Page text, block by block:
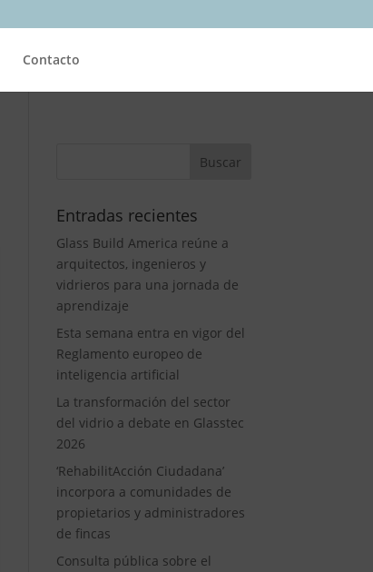
Contacto
Entradas recientes
Glass Build America reúne a
arquitectos, ingenieros y
vidrieros para una jornada de
aprendizaje
Esta semana entra en vigor del
Reglamento europeo de
inteligencia artificial
La transformación del sector
del vidrio a debate en Glasstec
2026
‘RehabilitAcción Ciudadana’
incorpora a comunidades de
propietarios y administradores
de fincas
Consulta pública sobre el